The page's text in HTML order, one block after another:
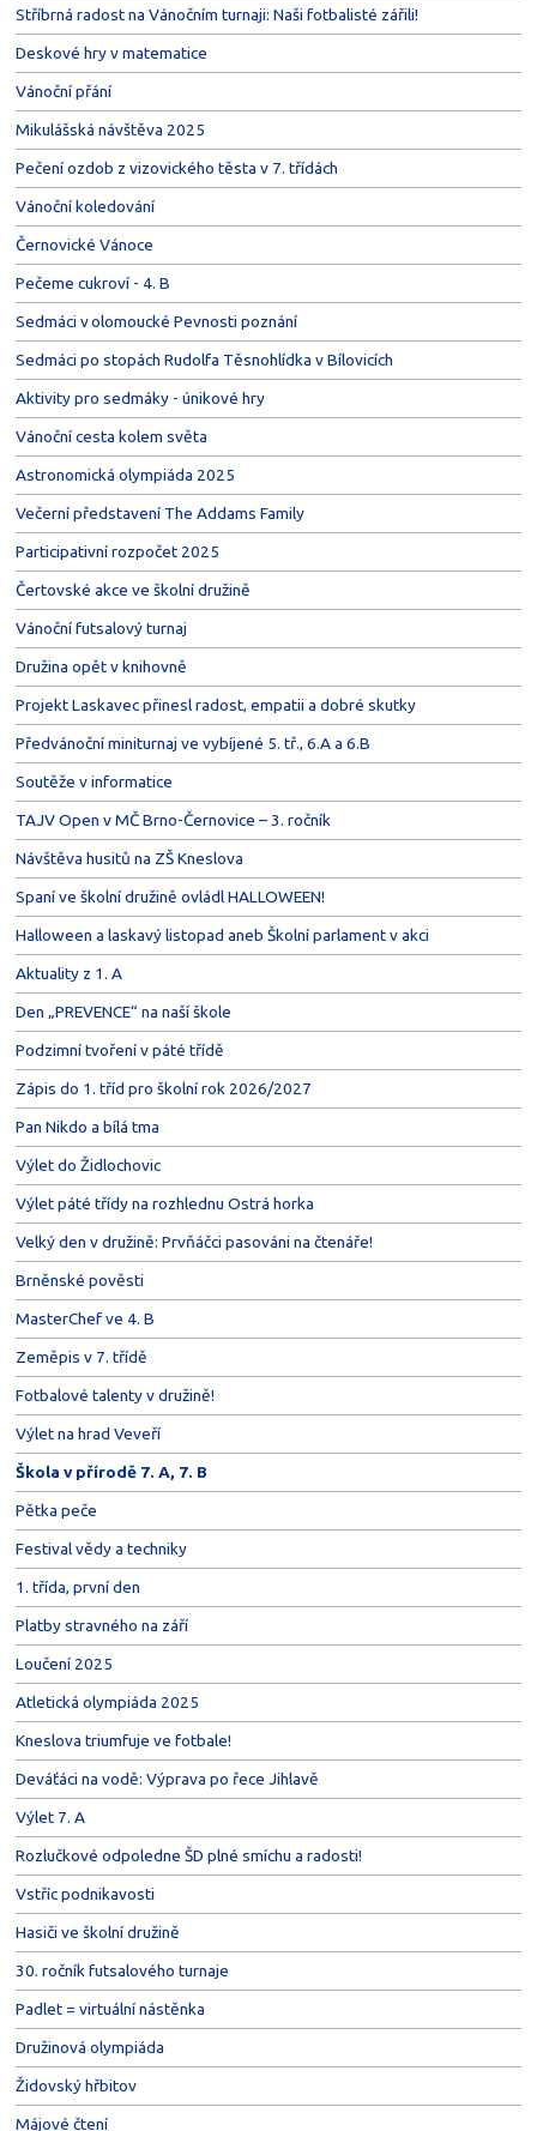
Stříbrná radost na Vánočním turnaji: Naši fotbalisté zářili!
Deskové hry v matematice
Vánoční přání
Mikulášská návštěva 2025
Pečení ozdob z vizovického těsta v 7. třídách
Vánoční koledování
Černovické Vánoce
Pečeme cukroví - 4. B
Sedmáci v olomoucké Pevnosti poznání
Sedmáci po stopách Rudolfa Těsnohlídka v Bílovicích
Aktivity pro sedmáky - únikové hry
Vánoční cesta kolem světa
Astronomická olympiáda 2025
Večerní představení The Addams Family
Participativní rozpočet 2025
Čertovské akce ve školní družině
Vánoční futsalový turnaj
Družina opět v knihovně
Projekt Laskavec přinesl radost, empatii a dobré skutky
Předvánoční miniturnaj ve vybíjené 5. tř., 6.A a 6.B
Soutěže v informatice
TAJV Open v MČ Brno-Černovice – 3. ročník
Návštěva husitů na ZŠ Kneslova
Spaní ve školní družině ovládl HALLOWEEN!
Halloween a laskavý listopad aneb Školní parlament v akci
Aktuality z 1. A
Den „PREVENCE“ na naší škole
Podzimní tvoření v páté třídě
Zápis do 1. tříd pro školní rok 2026/2027
Pan Nikdo a bílá tma
Výlet do Židlochovic
Výlet páté třídy na rozhlednu Ostrá horka
Velký den v družině: Prvňáčci pasováni na čtenáře!
Brněnské pověsti
MasterChef ve 4. B
Zeměpis v 7. třídě
Fotbalové talenty v družině!
Výlet na hrad Veveří
Škola v přírodě 7. A, 7. B
Pětka peče
Festival vědy a techniky
1. třída, první den
Platby stravného na září
Loučení 2025
Atletická olympiáda 2025
Kneslova triumfuje ve fotbale!
Deváťáci na vodě: Výprava po řece Jihlavě
Výlet 7. A
Rozlučkové odpoledne ŠD plné smíchu a radosti!
Vstříc podnikavosti
Hasiči ve školní družině
30. ročník futsalového turnaje
Padlet = virtuální nástěnka
Družinová olympiáda
Židovský hřbitov
Májové čtení